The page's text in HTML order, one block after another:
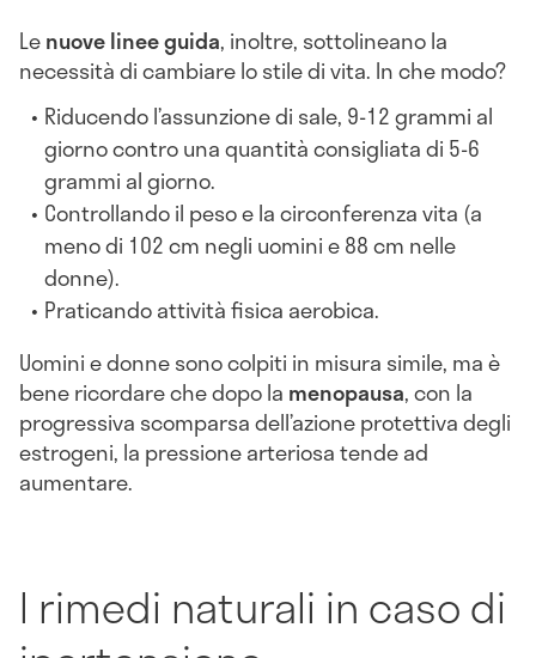
Lenuove linee guida, inoltre, sottolineano la
necessità di cambiare lo stile di vita. In che modo?
Riducendo l’assunzione di sale, 9-12 grammi al
giorno contro una quantità consigliata di 5-6
grammi al giorno.
Controllando il peso e la circonferenza vita (a
meno di 102 cm negli uomini e 88 cm nelle
donne).
Praticando attività fisica aerobica.
Uomini e donne sono colpiti in misura simile, ma è
bene ricordare che dopo la menopausa, con la
progressiva scomparsa dell’azione protettiva degli
estrogeni, la pressione arteriosa tende ad
aumentare.
I rimedi naturali in caso di